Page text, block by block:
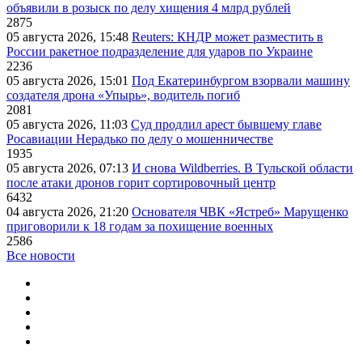
объявили в розыск по делу хищения 4 млрд рублей
2875
05 августа 2026, 15:48 Reuters: КНДР может разместить в
России ракетное подразделение для ударов по Украине
2236
05 августа 2026, 15:01 Под Екатеринбургом взорвали машину
создателя дрона «Упырь», водитель погиб
2081
05 августа 2026, 11:03 Суд продлил арест бывшему главе
Росавиации Нерадько по делу о мошенничестве
1935
05 августа 2026, 07:13 И снова Wildberries. В Тульской области
после атаки дронов горит сортировочный центр
6432
04 августа 2026, 21:20 Основателя ЧВК «Ястреб» Марущенко
приговорили к 18 годам за похищение военных
2586
Все новости